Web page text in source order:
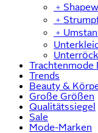
﹢
﹢
﹢
Trachtenmode
Trends
Beauty &
Große Größen
Qualitätssiegel
Sale
Mode-Marken